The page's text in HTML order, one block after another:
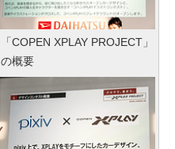
「COPEN XPLAY PROJECT」
の概要